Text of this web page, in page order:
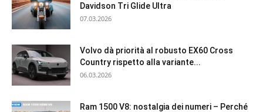
Davidson Tri Glide Ultra
07.03.2026
Volvo dà priorità al robusto EX60 Cross
Country rispetto alla variante...
06.03.2026
Ram 1500 V8: nostalgia dei numeri – Perché